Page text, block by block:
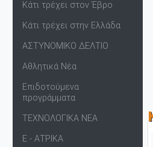
Κάτι τρέχει στον Έβρο
Κάτι τρέχει στην Ελλάδα
ΑΣΤΥΝΟΜΙΚΟ ΔΕΛΤΙΟ
Αθλητικά Νέα
Επιδοτούμενα
προγράμματα
ΤΕΧΝΟΛΟΓΙΚΑ ΝΕΑ
Ε - ΑΤΡΙΚΑ